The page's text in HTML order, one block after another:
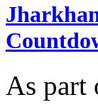
As part